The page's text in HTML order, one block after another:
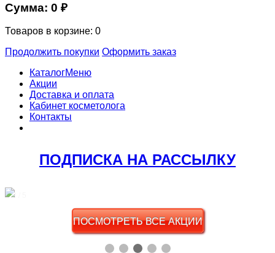
Сумма: 0 ₽
Товаров в корзине: 0
Продолжить покупки Оформить заказ
КаталогМеню
Акции
Доставка и оплата
Кабинет косметолога
Контакты
ПОДПИСКА НА РАССЫЛКУ
3 / 5
ПОСМОТРЕТЬ ВСЕ АКЦИИ